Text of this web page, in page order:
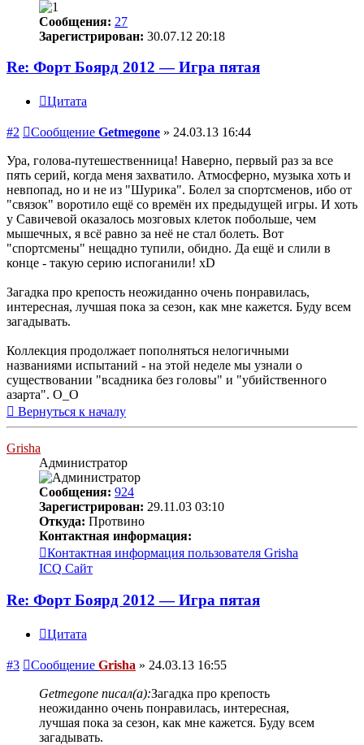
Сообщения: 27
Зарегистрирован: 30.07.12 20:18
Re: Форт Боярд 2012 — Игра пятая
Цитата
#2 Сообщение Getmegone » 24.03.13 16:44
Ура, голова-путешественница! Наверно, первый раз за все
пять серий, когда меня захватило. Атмосферно, музыка хоть и
невпопад, но и не из "Шурика". Болел за спортсменов, ибо от
"связок" воротило ещё со времён их предыдущей игры. И хоть
у Савичевой оказалось мозговых клеток побольше, чем
мышечных, я всё равно за неё не стал болеть. Вот
"спортсмены" нещадно тупили, обидно. Да ещё и слили в
конце - такую серию испоганили! xD
Загадка про крепость неожиданно очень понравилась,
интересная, лучшая пока за сезон, как мне кажется. Буду всем
загадывать.
Коллекция продолжает пополняться нелогичными
названиями испытаний - на этой неделе мы узнали о
существовании "всадника без головы" и "убийственного
азарта". О_О
Вернуться к началу
Grisha
Администратор
Сообщения: 924
Зарегистрирован: 29.11.03 03:10
Откуда: Протвино
Контактная информация:
Контактная информация пользователя Grisha
ICQ Сайт
Re: Форт Боярд 2012 — Игра пятая
Цитата
#3 Сообщение Grisha » 24.03.13 16:55
Getmegone писал(а):Загадка про крепость
неожиданно очень понравилась, интересная,
лучшая пока за сезон, как мне кажется. Буду всем
загадывать.